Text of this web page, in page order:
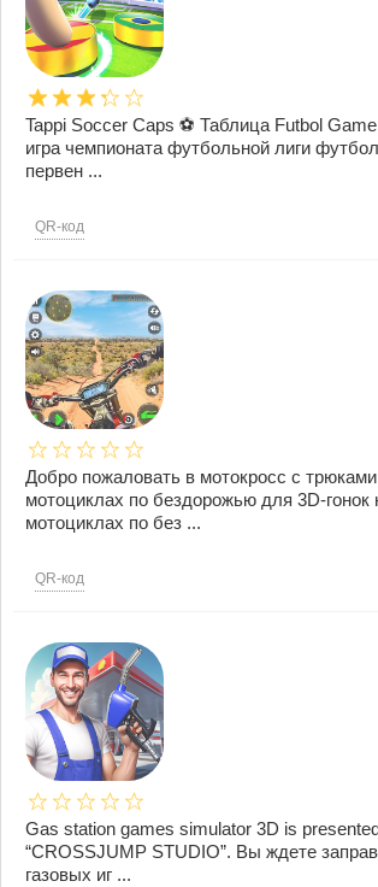
Tappi Soccer Caps ⚽️ Таблица Futbol
игра чемпионата футбольной лиги
первен ...
QR-код
Добро пожаловать в мотокросс с
мотоциклах по бездорожью для 3D-гонок
мотоциклах по без ...
QR-код
Gas station games simulator 3D is
“CROSSJUMP STUDIO”. Вы ждете
газовых иг ...